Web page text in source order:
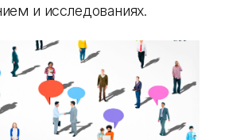
и исследованиях.